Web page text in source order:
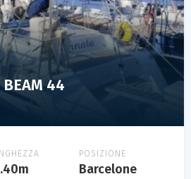
44
POSIZIONE
Barcelone